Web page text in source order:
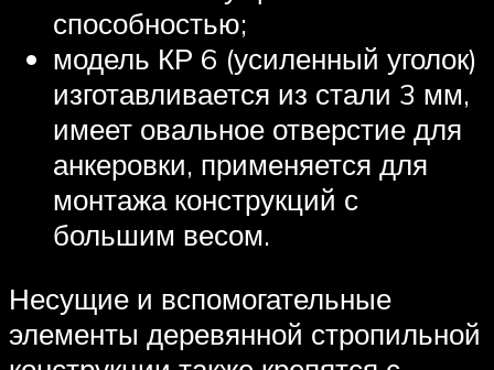
способностью;
модель КР 6 (усиленный уголок)
изготавливается из стали 3 мм,
имеет овальное отверстие для
анкеровки, применяется для
монтажа конструкций с
большим весом.
Несущие и вспомогательные
элементы деревянной стропильной